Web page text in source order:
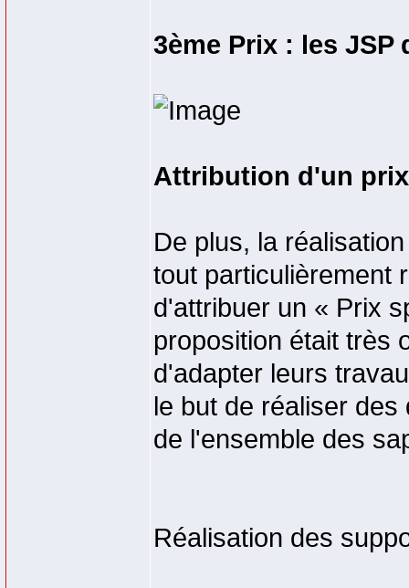
3ème Prix : les JSP
Attribution d'un
De plus, la
tout particulièrement
d'attribuer un « Prix
proposition était très
d'adapter leurs
le but de réaliser
de l'ensemble des
Réalisation des